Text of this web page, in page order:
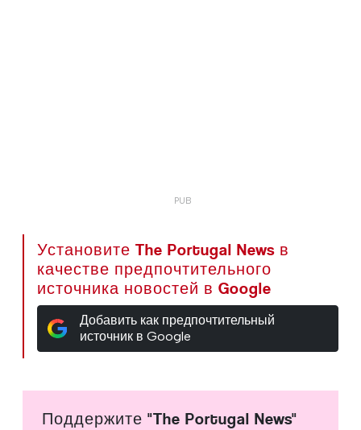
Установите The Portugal News в
качестве предпочтительного
источника новостей в Google
Добавить как предпочтительный
источник в Google
Поддержите "The Portugal News"